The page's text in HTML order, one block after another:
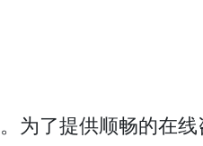
为了提供顺畅的在